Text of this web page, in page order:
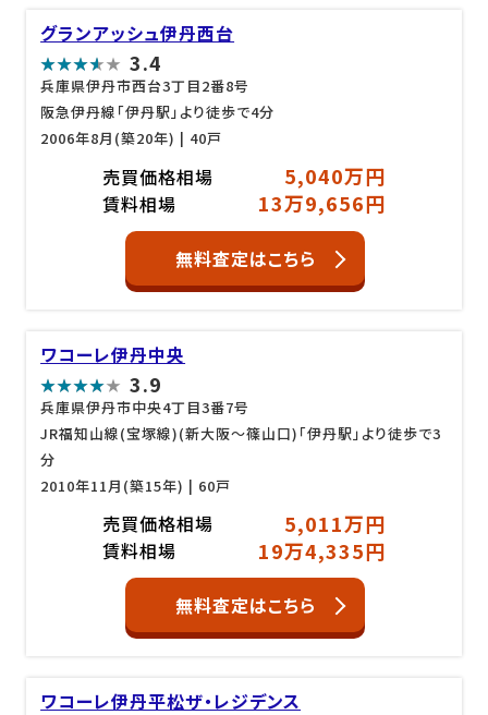
グランアッシュ伊丹西台
3.4
兵庫県伊丹市西台3丁目2番8号
阪急伊丹線「伊丹駅」より徒歩で4分
2006年8月(築20年) | 40戸
売買価格相場 5,040万円
賃料相場 13万9,656円
無料査定はこちら
ワコーレ伊丹中央
3.9
兵庫県伊丹市中央4丁目3番7号
JR福知山線(宝塚線)(新大阪～篠山口)「伊丹駅」より徒歩で3
分
2010年11月(築15年) | 60戸
売買価格相場 5,011万円
賃料相場 19万4,335円
無料査定はこちら
ワコーレ伊丹平松ザ・レジデンス